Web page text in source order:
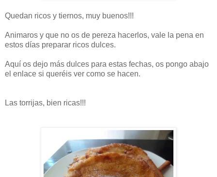
Quedan ricos y tiernos, muy buenos!!!
Animaros y que no os de pereza hacerlos, vale la pena en
estos días preparar ricos dulces.
Aquí os dejo más dulces para estas fechas, os pongo abajo
el enlace si queréis ver como se hacen.
Las torrijas, bien ricas!!!